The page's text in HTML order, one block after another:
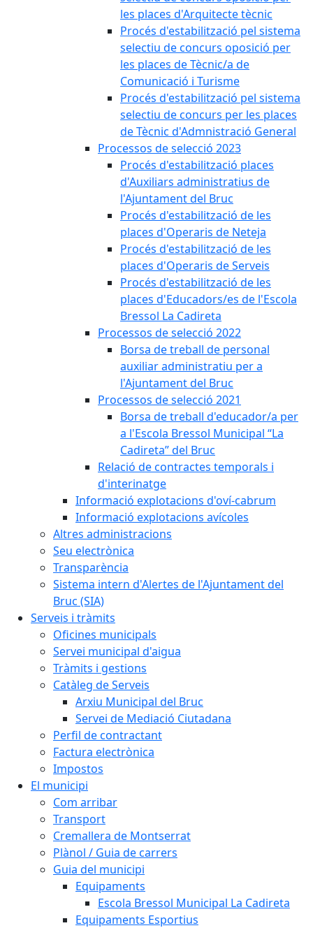
les places d'Arquitecte tècnic
Procés d'estabilització pel sistema
selectiu de concurs oposició per
les places de Tècnic/a de
Comunicació i Turisme
Procés d'estabilització pel sistema
selectiu de concurs per les places
de Tècnic d'Admnistració General
Processos de selecció 2023
Procés d'estabilització places
d'Auxiliars administratius de
l'Ajuntament del Bruc
Procés d'estabilització de les
places d'Operaris de Neteja
Procés d'estabilització de les
places d'Operaris de Serveis
Procés d'estabilització de les
places d'Educadors/es de l'Escola
Bressol La Cadireta
Processos de selecció 2022
Borsa de treball de personal
auxiliar administratiu per a
l'Ajuntament del Bruc
Processos de selecció 2021
Borsa de treball d'educador/a per
a l'Escola Bressol Municipal “La
Cadireta” del Bruc
Relació de contractes temporals i
d'interinatge
Informació explotacions d'oví-cabrum
Informació explotacions avícoles
Altres administracions
Seu electrònica
Transparència
Sistema intern d'Alertes de l'Ajuntament del
Bruc (SIA)
Serveis i tràmits
Oficines municipals
Servei municipal d'aigua
Tràmits i gestions
Catàleg de Serveis
Arxiu Municipal del Bruc
Servei de Mediació Ciutadana
Perfil de contractant
Factura electrònica
Impostos
El municipi
Com arribar
Transport
Cremallera de Montserrat
Plànol / Guia de carrers
Guia del municipi
Equipaments
Escola Bressol Municipal La Cadireta
Equipaments Esportius